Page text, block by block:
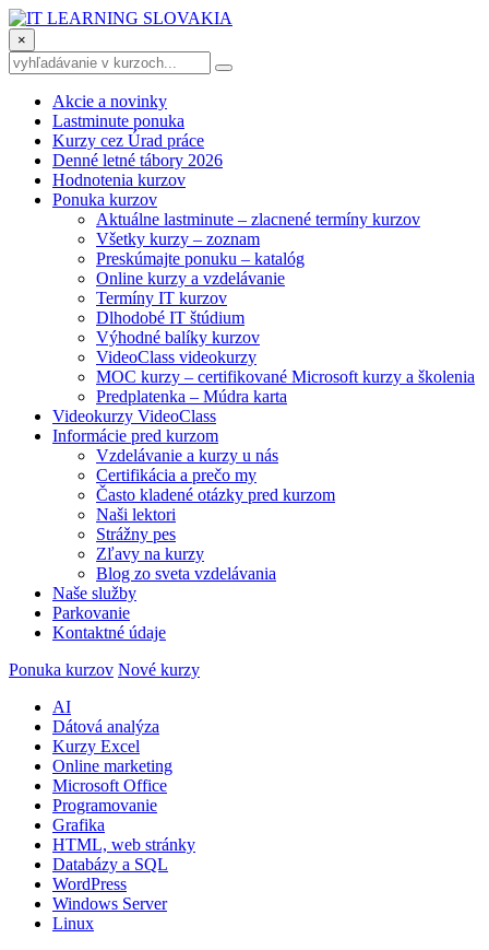
×
Akcie a novinky
Lastminute ponuka
Kurzy cez Úrad práce
Denné letné tábory 2026
Hodnotenia kurzov
Ponuka kurzov
Aktuálne lastminute – zlacnené termíny kurzov
Všetky kurzy – zoznam
Preskúmajte ponuku – katalóg
Online kurzy a vzdelávanie
Termíny IT kurzov
Dlhodobé IT štúdium
Výhodné balíky kurzov
VideoClass videokurzy
MOC kurzy – certifikované Microsoft kurzy a školenia
Predplatenka – Múdra karta
Videokurzy VideoClass
Informácie pred kurzom
Vzdelávanie a kurzy u nás
Certifikácia a prečo my
Často kladené otázky pred kurzom
Naši lektori
Strážny pes
Zľavy na kurzy
Blog zo sveta vzdelávania
Naše služby
Parkovanie
Kontaktné údaje
Ponuka kurzov Nové kurzy
AI
Dátová analýza
Kurzy Excel
Online marketing
Microsoft Office
Programovanie
Grafika
HTML, web stránky
Databázy a SQL
WordPress
Windows Server
Linux